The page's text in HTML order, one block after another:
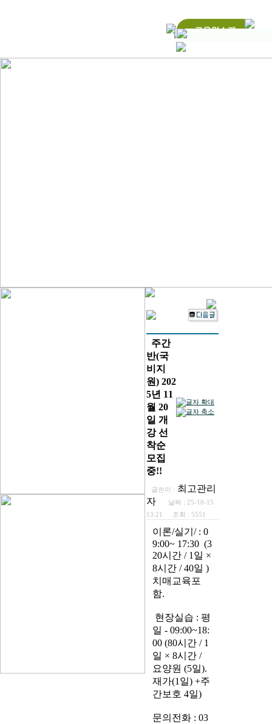
주간
반(국
비지
원) 202
5년 11
월 20
일 개
강 선
착순
모집
중!!
글쓴이 : 최고관리
자
날짜 : 25-10-15
13:21
조회 : 5551
이론/실기/ : 0
9:00~ 17:30 (3
20시간 / 1일 ×
8시간 / 40일 )
치매교육포
함.
현장실습 : 평
일 - 09:00~18:
00 (80시간 / 1
일 × 8시간 /
요양원 (5일).
재가(1일) +주
간보호 4일)
문의전화 : 03